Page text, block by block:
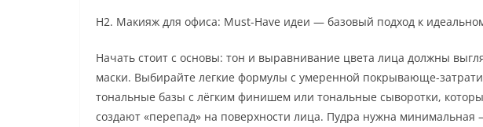
H2. Макияж для офиса: Must-Have идеи — базовый подход к
Начать стоит с основы: тон и выравнивание цвета лица должны
маски. Выбирайте легкие формулы с умеренной покрывающе-
тональные базы с лёгким финишем или тональные сыворотки,
создают «перепад» на поверхности лица. Пудра нужна минимальная